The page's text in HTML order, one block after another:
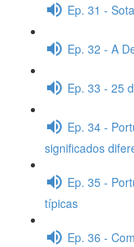
Ep. 31 -
Ep. 32 - A
Ep. 33 - 25
Ep. 34 -
significados
Ep. 35 -
típicas
Ep. 36 -